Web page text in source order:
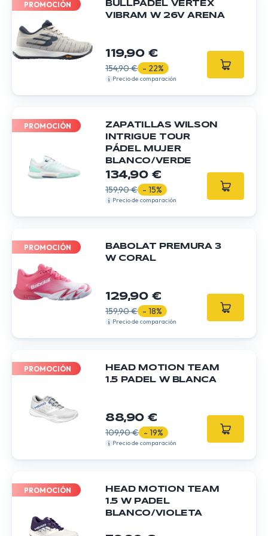
PROMOCIÓN
BULLPADEL VERTEX
VIBRAM W 26V ARENA
119,90 €
154,90 € - 22%
Precio de comparación
PROMOCIÓN
ZAPATILLAS WILSON
INTRIGUE TOUR
PÁDEL MUJER
BLANCO/VERDE
134,90 €
159,90 € - 15%
Precio de comparación
PROMOCIÓN
BABOLAT PREMURA 3
W CORAL
129,90 €
159,90 € - 18%
Precio de comparación
PROMOCIÓN
HEAD MOTION TEAM
1.5 PADEL W BLANCA
88,90 €
109,90 € - 19%
Precio de comparación
PROMOCIÓN
HEAD MOTION TEAM
1.5 W PADEL
BLANCO/VIOLETA